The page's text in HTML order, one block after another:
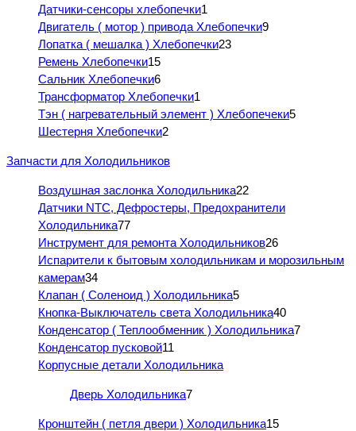
Датчики-сенсоры хлебопечки1
Двигатель ( мотор ) привода Хлебопечки9
Лопатка ( мешалка ) Хлебопечки23
Ремень Хлебопечки15
Сальник Хлебопечки6
Трансформатор Хлебопечки1
Тэн ( нагревательный элемент ) Хлебопечеки5
Шестерня Хлебопечки2
Запчасти для Холодильников
Воздушная заслонка Холодильника22
Датчики NTC, Дефростеры, Предохранители
Холодильника77
Инструмент для ремонта Холодильников26
Испарители к бытовым холодильникам и морозильным
камерам34
Клапан ( Соленоид ) Холодильника5
Кнопка-Выключатель света Холодильника40
Конденсатор ( Теплообменник ) Холодильника7
Конденсатор пусковой11
Корпусные детали Холодильника
Дверь Холодильника7
Кронштейн ( петля двери ) Холодильника15